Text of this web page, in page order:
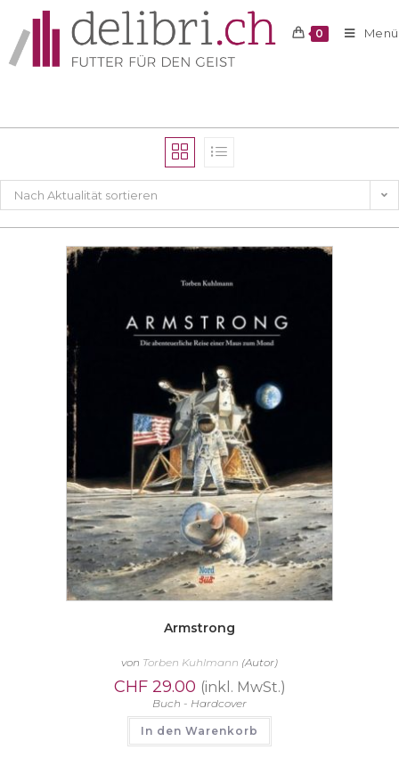
0 Menü
Nach Aktualität sortieren
Armstrong
von Torben Kuhlmann (Autor)
CHF29.00 (inkl. MwSt.)
Buch - Hardcover
In den Warenkorb